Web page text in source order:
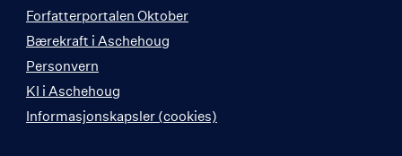
Forfatterportalen Oktober
Bærekraft i Aschehoug
Personvern
KI i Aschehoug
Informasjonskapsler (cookies)